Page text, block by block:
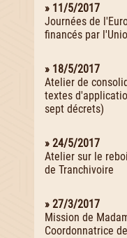
» 11/5/2017
Journées de
financés par
» 18/5/2017
Atelier de
textes
sept décrets)
» 24/5/2017
Atelier sur le
de Tranchivoire
» 27/3/2017
Mission de
Coordonnatrice